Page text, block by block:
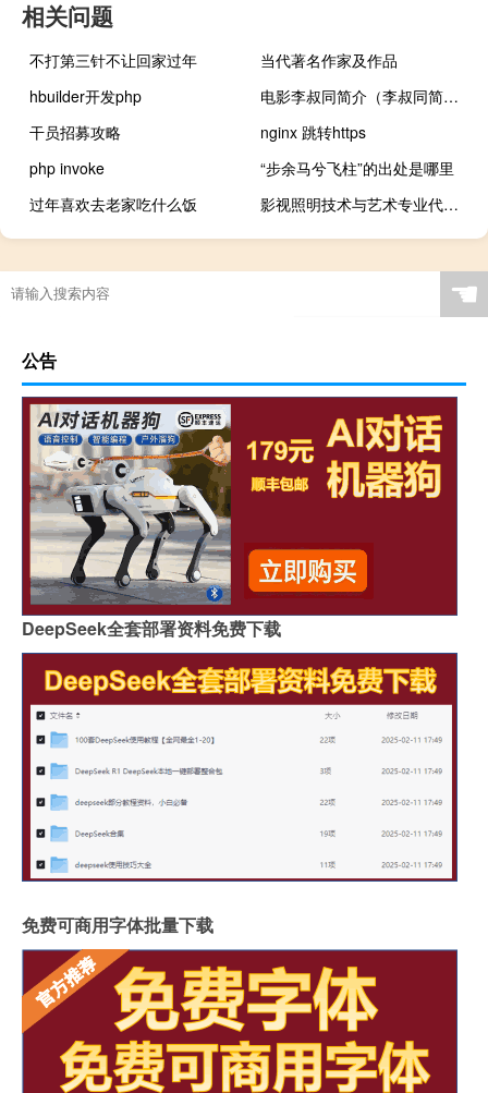
相关问题
不打第三针不让回家过年
当代著名作家及作品
hbuilder开发php
电影李叔同简介（李叔同简介）
干员招募攻略
nginx 跳转https
php invoke
“步余马兮飞柱”的出处是哪里
过年喜欢去老家吃什么饭
影视照明技术与艺术专业代码是什么
☚
公告
DeepSeek全套部署资料免费下载
免费可商用字体批量下载